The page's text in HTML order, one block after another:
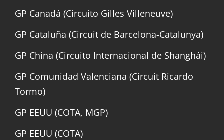
GP Canadá (Circuito Gilles Villeneuve)
GP Cataluña (Circuit de Barcelona-Catalunya)
GP China (Circuito Internacional de Shanghái)
GP Comunidad Valenciana (Circuit Ricardo
Tormo)
GP EEUU (COTA, MGP)
GP EEUU (COTA)